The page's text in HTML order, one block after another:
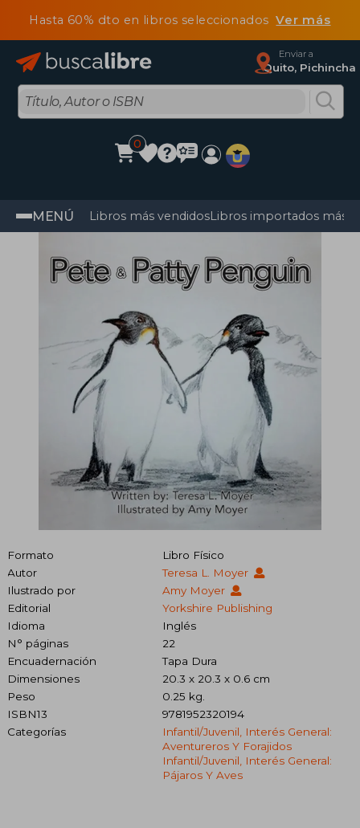
Hasta 60% dto en libros seleccionadosVer más
Enviar a
Quito, Pichincha
0
MENÚ Libros más vendidosLibros importados más
Formato
Libro Físico
Autor
Teresa L. Moyer
Ilustrado por
Amy Moyer
Editorial
Yorkshire Publishing
Idioma
Inglés
N° páginas
22
Encuadernación
Tapa Dura
Dimensiones
20.3 x 20.3 x 0.6 cm
Peso
0.25 kg.
ISBN13
9781952320194
Categorías
Infantil/juvenil, Interés General:
Aventureros Y Forajidos
Infantil/juvenil, Interés General:
Pájaros Y Aves